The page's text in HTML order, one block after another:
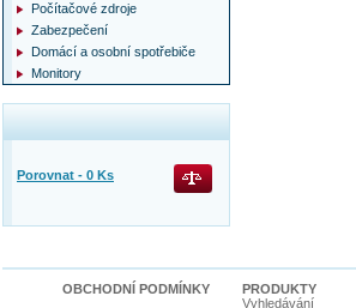
Počítačové zdroje
Zabezpečení
Domácí a osobní spotřebiče
Monitory
Porovnat - 0 Ks
OBCHODNÍ PODMÍNKY
PRODUKTY
Vyhledávání